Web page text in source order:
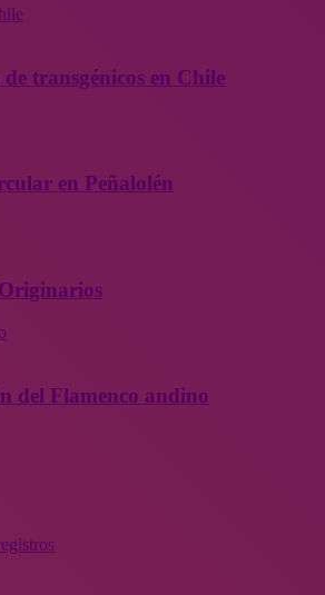
transgénicos en Chile
en Peñalolén
del Flamenco andino